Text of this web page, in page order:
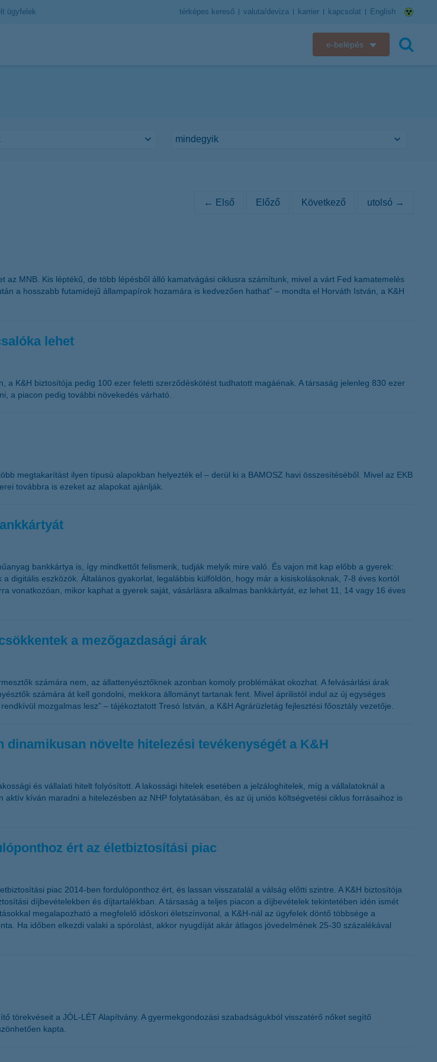
ügyfelek térképes kereső valuta/deviza karrier kapcsolat English
e-belépés
K&H token megújítás
← Első Előző Következő utolsó →
az MNB. Kis léptékű, de több lépésből álló kamatvágási ciklusra számítunk, mivel a várt Fed kamatemelés
a hosszabb futamidejű állampapírok hozamára is kedvezően hathat” – mondta el Horváth István, a K&H
lehet
K&H biztosítója pedig 100 ezer feletti szerződéskötést tudhatott magáénak. A társaság jelenleg 830 ezer
a piacon pedig további növekedés várható.
megtakarítást ilyen típusú alapokban helyezték el – derül ki a BAMOSZ havi összesítéséből. Mivel az EKB
továbbra is ezeket az alapokat ajánlják.
bankkártya is, így mindkettőt felismerik, tudják melyik mire való. És vajon mit kap előbb a gyerek:
digitális eszközök. Általános gyakorlat, legalábbis külföldön, hogy már a kisiskolásoknak, 7-8 éves kortól
vonatkozóan, mikor kaphat a gyerek saját, vásárlásra alkalmas bankkártyát, ez lehet 11, 14 vagy 16 éves
a mezőgazdasági árak
számára nem, az állattenyésztőknek azonban komoly problémákat okozhat. A felvásárlási árak
számára át kell gondolni, mekkora állományt tartanak fent. Mivel áprilistól indul az új egységes
mozgalmas lesz” – tájékoztatott Tresó István, a K&H Agrárüzletág fejlesztési főosztály vezetője.
növelte hitelezési tevékenységét a K&H
és vállalati hitelt folyósított. A lakossági hitelek esetében a jelzáloghitelek, míg a vállalatoknál a
kíván maradni a hitelezésben az NHP folytatásában, és az új uniós költségvetési ciklus forrásaihoz is
ért az életbiztosítási piac
piac 2014-ben fordulóponthoz ért, és lassan visszatalál a válság előtti szintre. A K&H biztosítója
díjbevételekben és díjtartalékban. A társaság a teljes piacon a díjbevételek tekintetében idén ismét
megalapozható a megfelelő időskori életszínvonal, a K&H-nál az ügyfelek döntő többsége a
Ha időben elkezdi valaki a spórolást, akkor nyugdíját akár átlagos jövedelmének 25-30 százalékával
törekvéseit a JÓL-LÉT Alapítvány. A gyermekgondozási szabadságukból visszatérő nőket segítő
kapta.